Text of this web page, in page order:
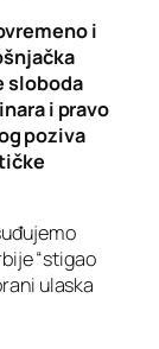
i
sloboda
i pravo
poziva
“stigao
ulaska